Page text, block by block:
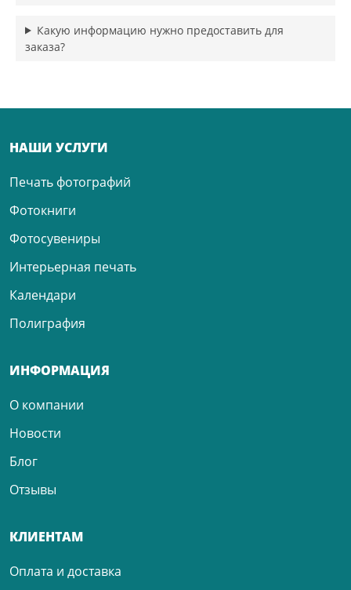
Какую информацию нужно предоставить для
заказа?
НАШИ УСЛУГИ
Печать фотографий
Фотокниги
Фотосувениры
Интерьерная печать
Календари
Полиграфия
ИНФОРМАЦИЯ
О компании
Новости
Блог
Отзывы
КЛИЕНТАМ
Оплата и доставка